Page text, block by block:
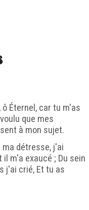
Éternel, car tu m'as
que mes
à mon sujet.
ma détresse, j'ai
il m'a exaucé ; Du sein
j'ai crié, Et tu as